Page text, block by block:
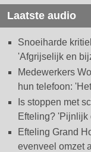
Laatste audio
Snoeiharde
'Afgrijselijk en
Medewerkers
hun telefoon:
Is stoppen met
Efteling? 'Pijnlijk
Efteling Grand
evenveel omzet